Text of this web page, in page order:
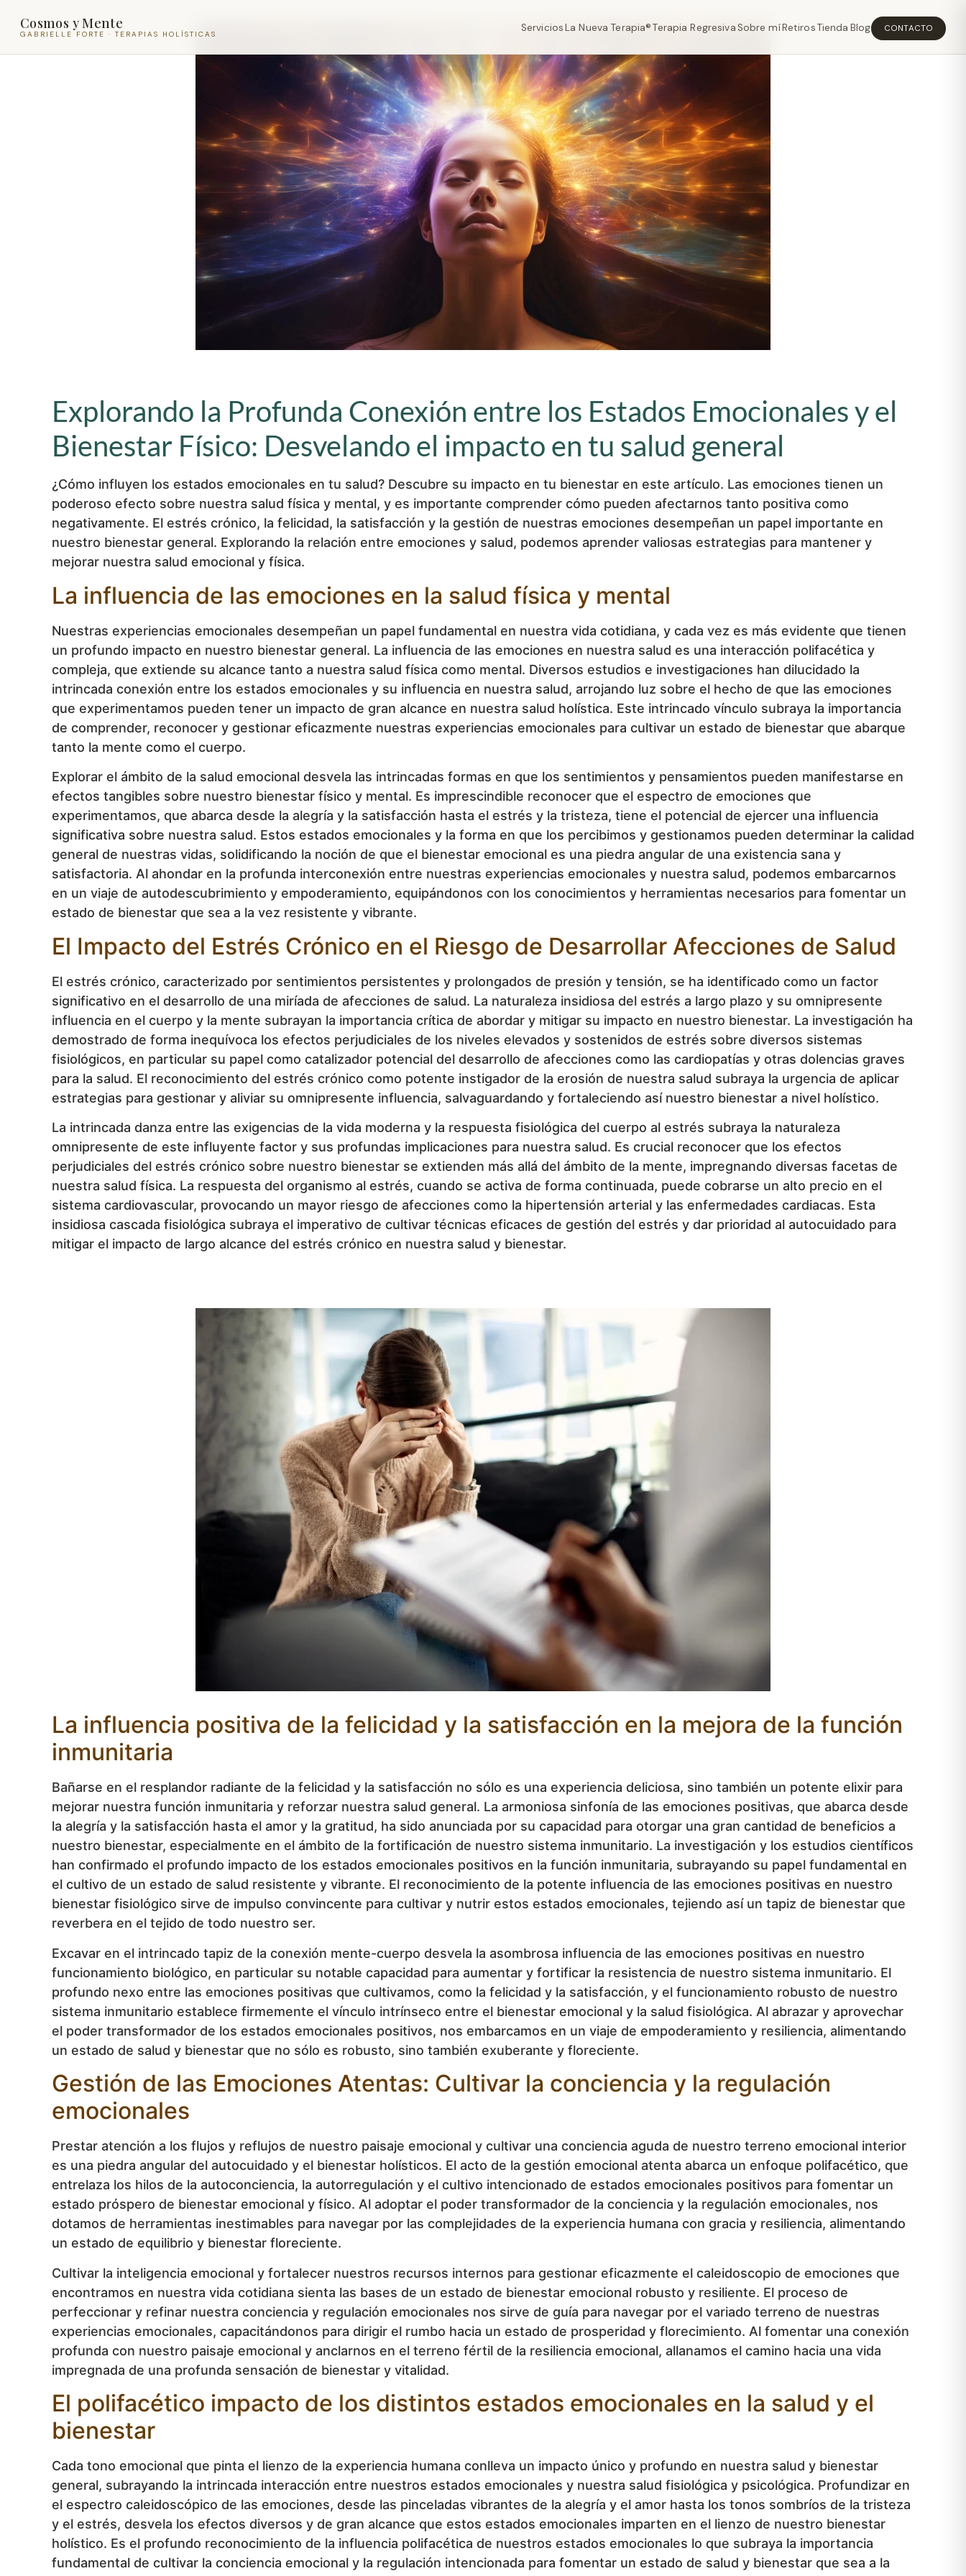
Cosmos y Mente
GABRIELLE FORTE · TERAPIAS HOLÍSTICAS
ServiciosLa Nueva Terapia®Terapia RegresivaSobre míRetirosTienda Blog CONTACTO
Explorando la Profunda Conexión entre los Estados Emocionales y el
Bienestar Físico: Desvelando el impacto en tu salud general
¿Cómo influyen los estados emocionales en tu salud? Descubre su impacto en tu bienestar en este artículo. Las emociones tienen un
poderoso efecto sobre nuestra salud física y mental, y es importante comprender cómo pueden afectarnos tanto positiva como
negativamente. El estrés crónico, la felicidad, la satisfacción y la gestión de nuestras emociones desempeñan un papel importante en
nuestro bienestar general. Explorando la relación entre emociones y salud, podemos aprender valiosas estrategias para mantener y
mejorar nuestra salud emocional y física.
La influencia de las emociones en la salud física y mental
Nuestras experiencias emocionales desempeñan un papel fundamental en nuestra vida cotidiana, y cada vez es más evidente que tienen
un profundo impacto en nuestro bienestar general. La influencia de las emociones en nuestra salud es una interacción polifacética y
compleja, que extiende su alcance tanto a nuestra salud física como mental. Diversos estudios e investigaciones han dilucidado la
intrincada conexión entre los estados emocionales y su influencia en nuestra salud, arrojando luz sobre el hecho de que las emociones
que experimentamos pueden tener un impacto de gran alcance en nuestra salud holística. Este intrincado vínculo subraya la importancia
de comprender, reconocer y gestionar eficazmente nuestras experiencias emocionales para cultivar un estado de bienestar que abarque
tanto la mente como el cuerpo.
Explorar el ámbito de la salud emocional desvela las intrincadas formas en que los sentimientos y pensamientos pueden manifestarse en
efectos tangibles sobre nuestro bienestar físico y mental. Es imprescindible reconocer que el espectro de emociones que
experimentamos, que abarca desde la alegría y la satisfacción hasta el estrés y la tristeza, tiene el potencial de ejercer una influencia
significativa sobre nuestra salud. Estos estados emocionales y la forma en que los percibimos y gestionamos pueden determinar la calidad
general de nuestras vidas, solidificando la noción de que el bienestar emocional es una piedra angular de una existencia sana y
satisfactoria. Al ahondar en la profunda interconexión entre nuestras experiencias emocionales y nuestra salud, podemos embarcarnos
en un viaje de autodescubrimiento y empoderamiento, equipándonos con los conocimientos y herramientas necesarios para fomentar un
estado de bienestar que sea a la vez resistente y vibrante.
El Impacto del Estrés Crónico en el Riesgo de Desarrollar Afecciones de Salud
El estrés crónico, caracterizado por sentimientos persistentes y prolongados de presión y tensión, se ha identificado como un factor
significativo en el desarrollo de una miríada de afecciones de salud. La naturaleza insidiosa del estrés a largo plazo y su omnipresente
influencia en el cuerpo y la mente subrayan la importancia crítica de abordar y mitigar su impacto en nuestro bienestar. La investigación ha
demostrado de forma inequívoca los efectos perjudiciales de los niveles elevados y sostenidos de estrés sobre diversos sistemas
fisiológicos, en particular su papel como catalizador potencial del desarrollo de afecciones como las cardiopatías y otras dolencias graves
para la salud. El reconocimiento del estrés crónico como potente instigador de la erosión de nuestra salud subraya la urgencia de aplicar
estrategias para gestionar y aliviar su omnipresente influencia, salvaguardando y fortaleciendo así nuestro bienestar a nivel holístico.
La intrincada danza entre las exigencias de la vida moderna y la respuesta fisiológica del cuerpo al estrés subraya la naturaleza
omnipresente de este influyente factor y sus profundas implicaciones para nuestra salud. Es crucial reconocer que los efectos
perjudiciales del estrés crónico sobre nuestro bienestar se extienden más allá del ámbito de la mente, impregnando diversas facetas de
nuestra salud física. La respuesta del organismo al estrés, cuando se activa de forma continuada, puede cobrarse un alto precio en el
sistema cardiovascular, provocando un mayor riesgo de afecciones como la hipertensión arterial y las enfermedades cardiacas. Esta
insidiosa cascada fisiológica subraya el imperativo de cultivar técnicas eficaces de gestión del estrés y dar prioridad al autocuidado para
mitigar el impacto de largo alcance del estrés crónico en nuestra salud y bienestar.
La influencia positiva de la felicidad y la satisfacción en la mejora de la función
inmunitaria
Bañarse en el resplandor radiante de la felicidad y la satisfacción no sólo es una experiencia deliciosa, sino también un potente elixir para
mejorar nuestra función inmunitaria y reforzar nuestra salud general. La armoniosa sinfonía de las emociones positivas, que abarca desde
la alegría y la satisfacción hasta el amor y la gratitud, ha sido anunciada por su capacidad para otorgar una gran cantidad de beneficios a
nuestro bienestar, especialmente en el ámbito de la fortificación de nuestro sistema inmunitario. La investigación y los estudios científicos
han confirmado el profundo impacto de los estados emocionales positivos en la función inmunitaria, subrayando su papel fundamental en
el cultivo de un estado de salud resistente y vibrante. El reconocimiento de la potente influencia de las emociones positivas en nuestro
bienestar fisiológico sirve de impulso convincente para cultivar y nutrir estos estados emocionales, tejiendo así un tapiz de bienestar que
reverbera en el tejido de todo nuestro ser.
Excavar en el intrincado tapiz de la conexión mente-cuerpo desvela la asombrosa influencia de las emociones positivas en nuestro
funcionamiento biológico, en particular su notable capacidad para aumentar y fortificar la resistencia de nuestro sistema inmunitario. El
profundo nexo entre las emociones positivas que cultivamos, como la felicidad y la satisfacción, y el funcionamiento robusto de nuestro
sistema inmunitario establece firmemente el vínculo intrínseco entre el bienestar emocional y la salud fisiológica. Al abrazar y aprovechar
el poder transformador de los estados emocionales positivos, nos embarcamos en un viaje de empoderamiento y resiliencia, alimentando
un estado de salud y bienestar que no sólo es robusto, sino también exuberante y floreciente.
Gestión de las Emociones Atentas: Cultivar la conciencia y la regulación
emocionales
Prestar atención a los flujos y reflujos de nuestro paisaje emocional y cultivar una conciencia aguda de nuestro terreno emocional interior
es una piedra angular del autocuidado y el bienestar holísticos. El acto de la gestión emocional atenta abarca un enfoque polifacético, que
entrelaza los hilos de la autoconciencia, la autorregulación y el cultivo intencionado de estados emocionales positivos para fomentar un
estado próspero de bienestar emocional y físico. Al adoptar el poder transformador de la conciencia y la regulación emocionales, nos
dotamos de herramientas inestimables para navegar por las complejidades de la experiencia humana con gracia y resiliencia, alimentando
un estado de equilibrio y bienestar floreciente.
Cultivar la inteligencia emocional y fortalecer nuestros recursos internos para gestionar eficazmente el caleidoscopio de emociones que
encontramos en nuestra vida cotidiana sienta las bases de un estado de bienestar emocional robusto y resiliente. El proceso de
perfeccionar y refinar nuestra conciencia y regulación emocionales nos sirve de guía para navegar por el variado terreno de nuestras
experiencias emocionales, capacitándonos para dirigir el rumbo hacia un estado de prosperidad y florecimiento. Al fomentar una conexión
profunda con nuestro paisaje emocional y anclarnos en el terreno fértil de la resiliencia emocional, allanamos el camino hacia una vida
impregnada de una profunda sensación de bienestar y vitalidad.
El polifacético impacto de los distintos estados emocionales en la salud y el
bienestar
Cada tono emocional que pinta el lienzo de la experiencia humana conlleva un impacto único y profundo en nuestra salud y bienestar
general, subrayando la intrincada interacción entre nuestros estados emocionales y nuestra salud fisiológica y psicológica. Profundizar en
el espectro caleidoscópico de las emociones, desde las pinceladas vibrantes de la alegría y el amor hasta los tonos sombríos de la tristeza
y el estrés, desvela los efectos diversos y de gran alcance que estos estados emocionales imparten en el lienzo de nuestro bienestar
holístico. Es el profundo reconocimiento de la influencia polifacética de nuestros estados emocionales lo que subraya la importancia
fundamental de cultivar la conciencia emocional y la regulación intencionada para fomentar un estado de salud y bienestar que sea a la